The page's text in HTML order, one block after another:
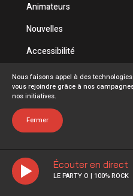
Écouter en direct
LE PARTY O | 100% ROCK
Animateurs
Nouvelles
Accessibilité
Politique de confidentialité
Conditions d'utilisation
FAQ
Nous faisons appel à des
vous rejoindre grâce à nos
nos initiatives.
Fermer